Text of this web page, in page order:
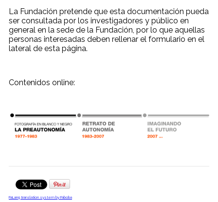
La Fundación pretende que esta documentación pueda
ser consultada por los investigadores y público en
general en la sede de la Fundación, por lo que aquellas
personas interesadas deben rellenar el formulario en el
lateral de esta página.
Contenidos online:
FaLang translation system by Faboba